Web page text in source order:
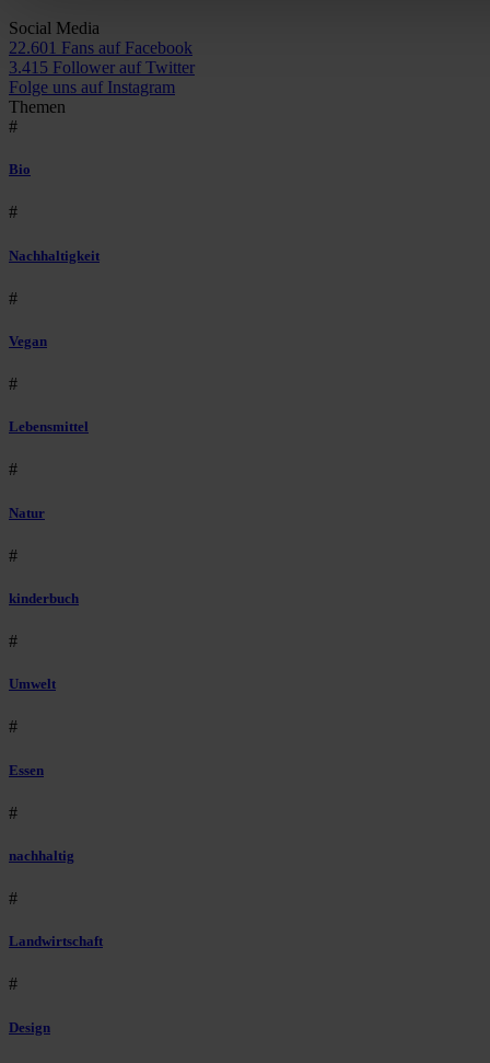
Social Media
22.601 Fans auf Facebook
3.415 Follower auf Twitter
Folge uns auf Instagram
Themen
#
Bio
#
Nachhaltigkeit
#
Vegan
#
Lebensmittel
#
Natur
#
kinderbuch
#
Umwelt
#
Essen
#
nachhaltig
#
Landwirtschaft
#
Design